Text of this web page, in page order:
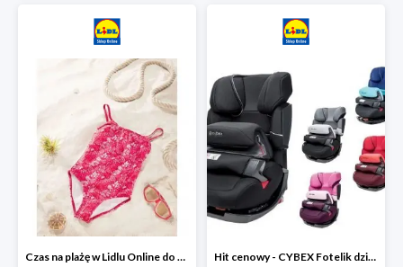
Czas na plażę w Lidlu Online do -20% Hit cenowy - CYBEX Fotelik dziecięcy samochodowy Pallasfix grupa I-III, 9-36 kg